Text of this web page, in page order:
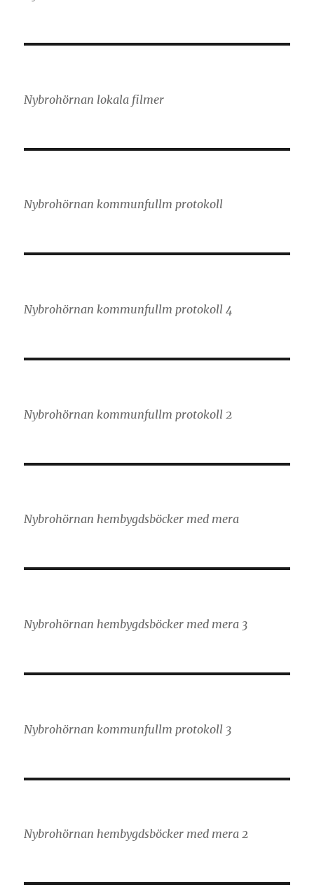
Nybrohörnan lokala filmer
Nybrohörnan kommunfullm protokoll
Nybrohörnan kommunfullm protokoll 4
Nybrohörnan kommunfullm protokoll 2
Nybrohörnan hembygdsböcker med mera
Nybrohörnan hembygdsböcker med mera 3
Nybrohörnan kommunfullm protokoll 3
Nybrohörnan hembygdsböcker med mera 2